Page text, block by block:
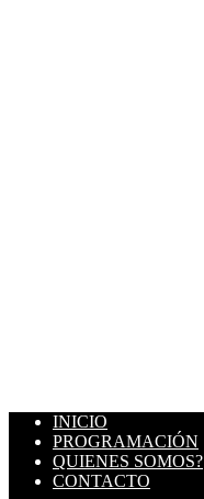
INICIO
PROGRAMACIÓN
QUIENES SOMOS?
CONTACTO